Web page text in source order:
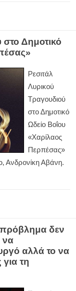
στο Δημοτικό
Ρεσιτάλ
Λυρικού
Τραγουδιού
στο Δημοτικό
Ωδείο Βοΐου
«Χαρίλαος
Περπέσας»
Ανδρονίκη Αβάνη.
δεν
να
αλλά το να
τη